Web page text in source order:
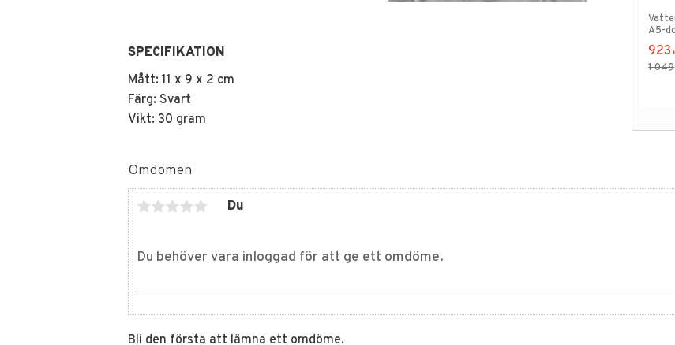
SPECIFIKATION
Mått: 11 x 9 x 2 cm
Färg: Svart
Vikt: 30 gram
Omdömen
Du
Bli den första att lämna ett omdöme.
A5-
923
1 049